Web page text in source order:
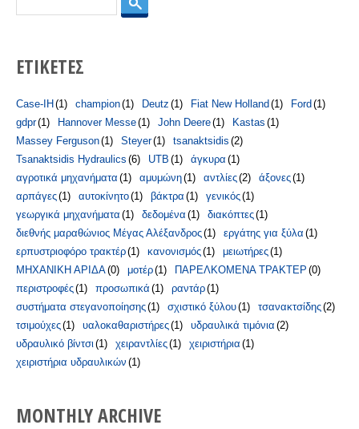
ΕΤΙΚΕΤΕΣ
Case-IH (1) champion(1) Deutz (1) Fiat New Holland (1) Ford (1)
gdpr(1) Hannover Messe(1) John Deere(1) Kastas (1)
Massey Ferguson(1) Steyer(1) tsanaktsidis (2)
Tsanaktsidis Hydraulics (6) UTB (1) άγκυρα (1)
αγροτικά μηχανήματα (1) αμυμώνη(1) αντλίες(2) άξονες(1)
αρπάγες(1) αυτοκίνητο(1) βάκτρα (1) γενικός(1)
γεωργικά μηχανήματα (1) δεδομένα (1) διακόπτες(1)
διεθνής μαραθώνιος Μέγας Αλέξανδρος(1) εργάτης για ξύλα (1)
ερπυστριοφόρο τρακτέρ(1) κανονισμός(1) μειωτήρες(1)
ΜΗΧΑΝΙΚΗ ΑΡΙΔΑ(0) μοτέρ(1) ΠΑΡΕΛΚΟΜΕΝΑ ΤΡΑΚΤΕΡ (0)
περιστροφές(1) προσωπικά (1) ραντάρ(1)
συστήματα στεγανοποίησης(1) σχιστικό ξύλου(1) τσανακτσίδης(2)
τσιμούχες(1) υαλοκαθαριστήρες(1) υδραυλικά τιμόνια (2)
υδραυλικό βίντσι(1) χειραντλίες(1) χειριστήρια (1)
χειριστήρια υδραυλικών (1)
MONTHLY ARCHIVE